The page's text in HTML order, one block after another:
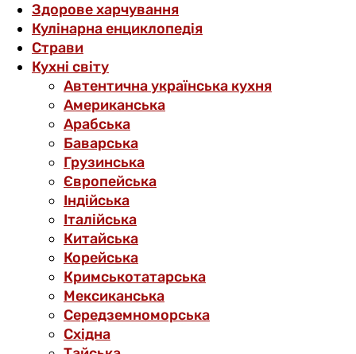
Здорове харчування
Кулінарна енциклопедія
Страви
Кухні світу
Автентична українська кухня
Американська
Арабська
Баварська
Грузинська
Європейська
Індійська
Італійська
Китайська
Корейська
Кримськотатарська
Мексиканська
Середземноморська
Східна